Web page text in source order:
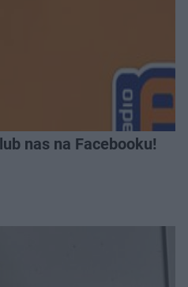
nas na Facebooku!